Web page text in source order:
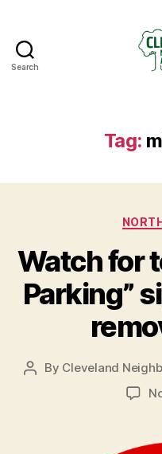
Search
Tag:
Watch for
Parking”
Post
By Cleveland